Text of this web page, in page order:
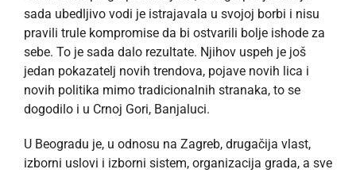
sada ubedljivo vodi je istrajavala u svojoj borbi i nisu
pravili trule kompromise da bi ostvarili bolje ishode za
sebe. To je sada dalo rezultate. Njihov uspeh je još
jedan pokazatelj novih trendova, pojave novih lica i
novih politika mimo tradicionalnih stranaka, to se
dogodilo i u Crnoj Gori, Banjaluci.
U Beogradu je, u odnosu na Zagreb, drugačija vlast,
izborni uslovi i izborni sistem, organizacija grada, a sve